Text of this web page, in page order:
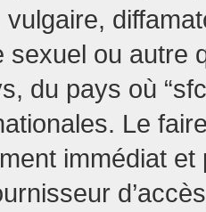
vulgaire,
sexuel ou autre
du pays où
Le
immédiat